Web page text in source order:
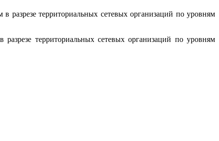
территориальных сетевых организаций по уровням
территориальных сетевых организаций по уровням